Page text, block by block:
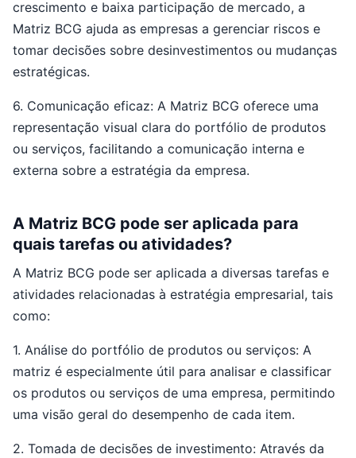
crescimento e baixa participação de mercado, a
Matriz BCG ajuda as empresas a gerenciar riscos e
tomar decisões sobre desinvestimentos ou mudanças
estratégicas.
6. Comunicação eficaz: A Matriz BCG oferece uma
representação visual clara do portfólio de produtos
ou serviços, facilitando a comunicação interna e
externa sobre a estratégia da empresa.
A Matriz BCG pode ser aplicada para
quais tarefas ou atividades?
A Matriz BCG pode ser aplicada a diversas tarefas e
atividades relacionadas à estratégia empresarial, tais
como:
1. Análise do portfólio de produtos ou serviços: A
matriz é especialmente útil para analisar e classificar
os produtos ou serviços de uma empresa, permitindo
uma visão geral do desempenho de cada item.
2. Tomada de decisões de investimento: Através da